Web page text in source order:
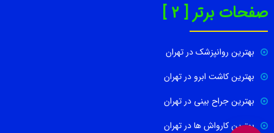
صفحات برتر [ 2 ]
بهترین روانپزشک در تهران
بهترین کاشت ابرو در تهران
بهترین جراح بینی در تهران
بهترین کارواش ها در تهران